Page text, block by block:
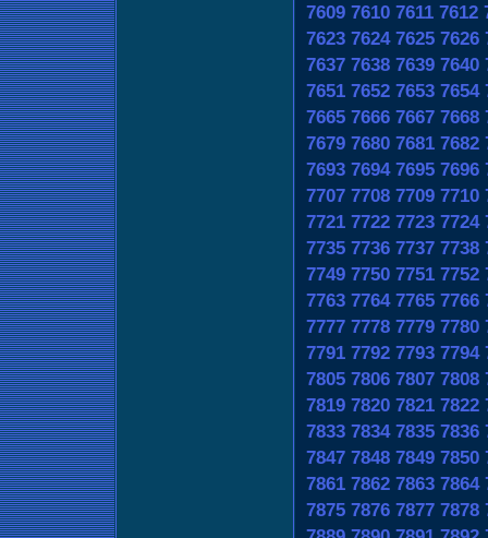
7609 7610 7611 7612
7623 7624 7625 7626
7637 7638 7639 7640
7651 7652 7653 7654
7665 7666 7667 7668
7679 7680 7681 7682
7693 7694 7695 7696
7707 7708 7709 7710
7721 7722 7723 7724
7735 7736 7737 7738
7749 7750 7751 7752
7763 7764 7765 7766
7777 7778 7779 7780
7791 7792 7793 7794
7805 7806 7807 7808
7819 7820 7821 7822
7833 7834 7835 7836
7847 7848 7849 7850
7861 7862 7863 7864
7875 7876 7877 7878